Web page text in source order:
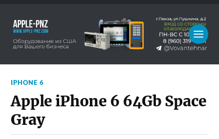
IPHONE 6
Apple iPhone 6 64Gb Space
Gray